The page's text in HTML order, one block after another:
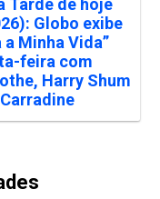
Tarde de hoje
Globo exibe
a Minha Vida”
feira com
Harry Shum